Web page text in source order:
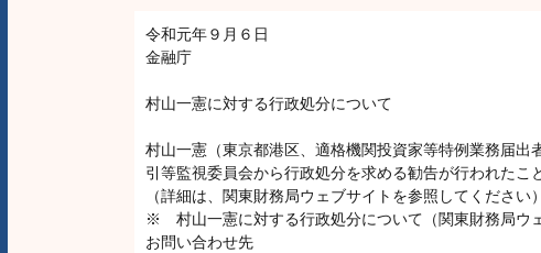
令和元年９月６日
金融庁
村山一憲に対する行政処分について
村山一憲（東京都港区、適格機関投資家等特例業務届
引等監視委員会から行政処分を求める勧告が行われた
（詳細は、関東財務局ウェブサイトを参照してください）
※ 村山一憲に対する行政処分について（関東財務局ウェ
お問い合わせ先